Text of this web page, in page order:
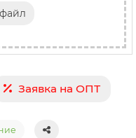
Заявка на ОПТ